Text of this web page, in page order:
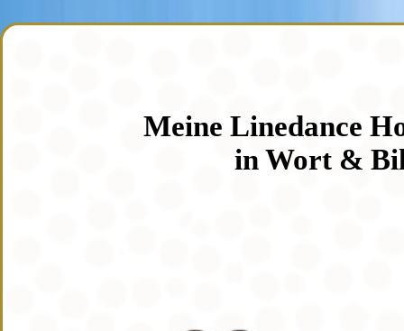
Meine Linedance
in Wort &